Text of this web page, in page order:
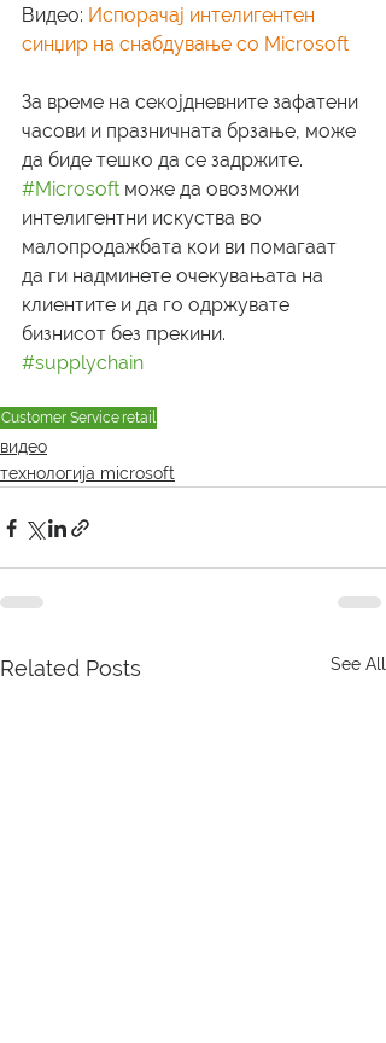
Видео: Испорачај интелигентен
синџир на снабдување со Microsoft
За време на секојдневните зафатени
часови и празничната брзање, може
да биде тешко да се задржите.
#Microsoft може да овозможи
интелигентни искуства во
малопродажбата кои ви помагаат
да ги надминете очекувањата на
клиентите и да го одржувате
бизнисот без прекини.
#supplychain
Customer Service retail
видео
технологија microsoft
Related Posts See All